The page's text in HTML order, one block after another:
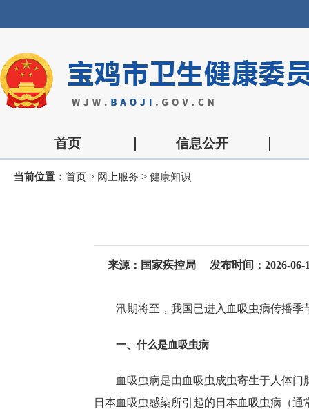
首页 信息公开
当前位置： 首页 > 网上服务 > 健康知识
来源：国家疾控局 发布时间：2026-06-
汛期将至，我国已进入血吸虫病传播
一、什么是血吸虫病
血吸虫病是由血吸虫成虫寄生于人体
日本血吸虫感染所引起的日本血吸虫病（